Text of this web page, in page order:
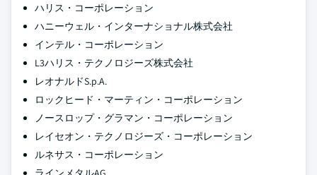
ハリス・コーポレーション
ハニーウェル・インターナショナル株式会社
インテル・コーポレーション
L3ハリス・テクノロジーズ株式会社
レオナルドS.p.A.
ロックヒード・マーティン・コーポレーション
ノースロップ・グラマン・コーポレーション
レイセオン・テクノロジーズ・コーポレーション
ルネサス・コーポレーション